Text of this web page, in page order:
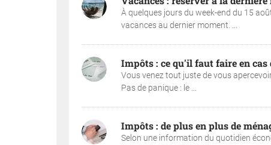
À quelques jours du week-end du 15
vacances au dernier moment. ...
Impôts : ce qu'il faut faire en
Vous venez tout juste de vous
Pas de panique : le ...
Impôts : de plus en plus de
Selon une information du quotidien